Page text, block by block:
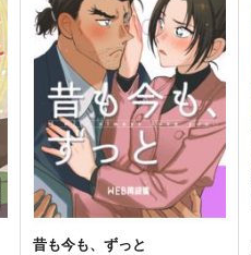
昔も今も、ずっと